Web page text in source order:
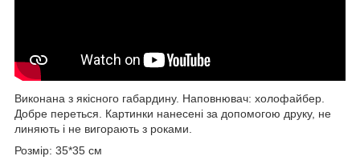
Виконана з якісного габардину. Наповнювач: холофайбер.
Добре переться. Картинки нанесені за допомогою друку, не
линяють і не вигорають з роками.
Розмір: 35*35 см